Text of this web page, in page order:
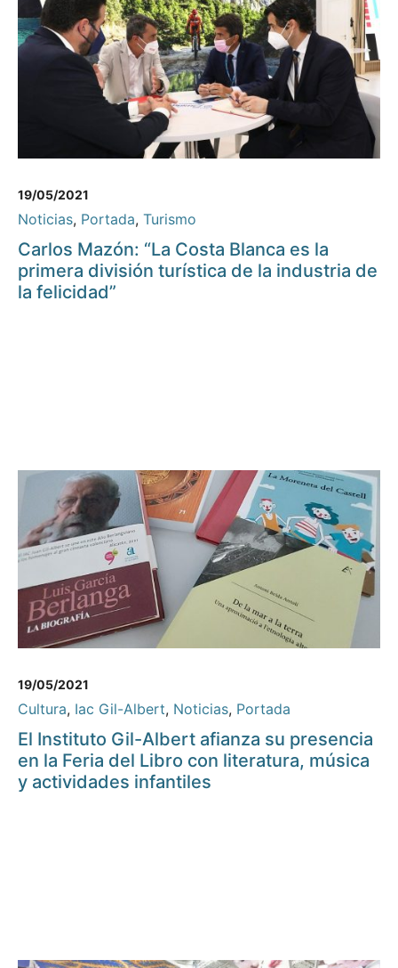
19/05/2021
Noticias, Portada, Turismo
Carlos Mazón: “La Costa Blanca es la
primera división turística de la industria de
la felicidad”
19/05/2021
Cultura, Iac Gil-Albert, Noticias, Portada
El Instituto Gil-Albert afianza su presencia
en la Feria del Libro con literatura, música
y actividades infantiles